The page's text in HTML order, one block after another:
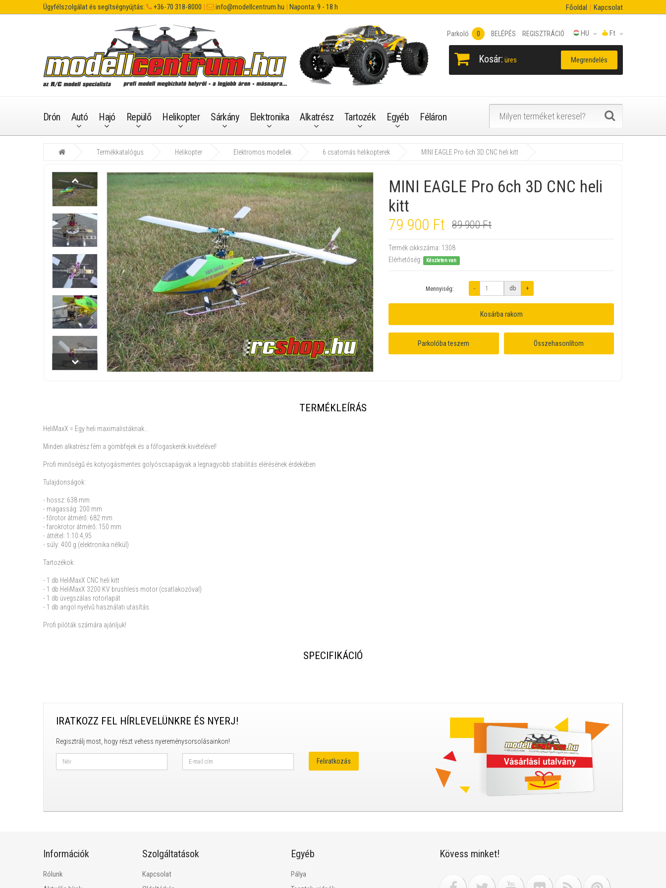
Ügyfélszolgálat és segítségnyújtás: +36-70 318-8000 | info@modellcentrum.hu | Naponta: 9 - 18 h Főoldal Kapcsolat
Ft
HU
Parkoló 0 BELÉPÉS REGISZTRÁCIÓ
Kosár: üres Megrendelés
Drón Autó Hajó Repülő Helikopter Sárkány Elektronika Alkatrész Tartozék Egyéb Féláron
Termékkatalógus Helikopter Elektromos modellek 6 csatornás helikopterek MINI EAGLE Pro 6ch 3D CNC heli kitt
MINI EAGLE Pro 6ch 3D CNC heli
kitt
79 900 Ft 89 900 Ft
Termék cikkszáma: 1308
Elérhetőség:
Készleten van
Mennyiség: - db +
Kosárba rakom
Parkolóba teszem Összehasonlítom
TERMÉKLEÍRÁS
HeliMaxX = Egy heli maximalistáknak...
Minden alkatrész fém a gömbfejek és a főfogaskerék kivételével!
Profi minőségű és kotyogásmentes golyóscsapágyak a legnagyobb stabilitás elérésének érdekében
Tulajdonságok:
- hossz: 638 mm
- magasság: 200 mm
- főrotor átmérő: 682 mm
- farokrotor átmérő: 150 mm
- áttétel: 1:10:4,95
- súly: 400 g (elektronika nélkül)
Tartozékok:
- 1 db HeliMaxX CNC heli kitt
- 1 db HeliMaxX 3200 KV brushless motor (csatlakozóval)
- 1 db üvegszálas rotorlapát
- 1 db angol nyelvű használati utasítás
Profi pilóták számára ajánljuk!
SPECIFIKÁCIÓ
IRATKOZZ FEL HÍRLEVELÜNKRE ÉS NYERJ!
Regisztrálj most, hogy részt vehess nyereménysorsolásainkon!
Információk
Rólunk
Szolgáltatások
Kapcsolat
Egyéb
Pálya
Kövess minket!